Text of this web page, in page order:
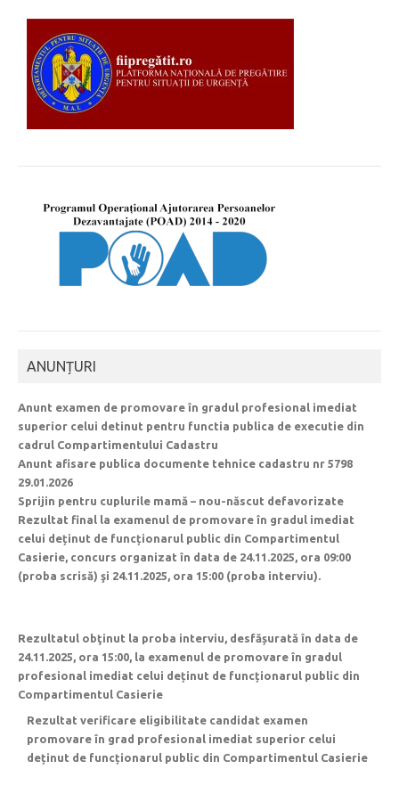
ANUNȚURI
Anunt examen de promovare în gradul profesional imediat
superior celui detinut pentru functia publica de executie din
cadrul Compartimentului Cadastru
Anunt afisare publica documente tehnice cadastru nr 5798
29.01.2026
Sprijin pentru cuplurile mamă – nou-născut defavorizate
Rezultat final la examenul de promovare în gradul imediat
celui deținut de funcționarul public din Compartimentul
Casierie, concurs organizat în data de 24.11.2025, ora 09:00
(proba scrisă) şi 24.11.2025, ora 15:00 (proba interviu).
Rezultatul obţinut la proba interviu, desfășurată în data de
24.11.2025, ora 15:00, la examenul de promovare în gradul
profesional imediat celui deținut de funcționarul public din
Compartimentul Casierie
Rezultat verificare eligibilitate candidat examen
promovare în grad profesional imediat superior celui
deținut de funcționarul public din Compartimentul Casierie